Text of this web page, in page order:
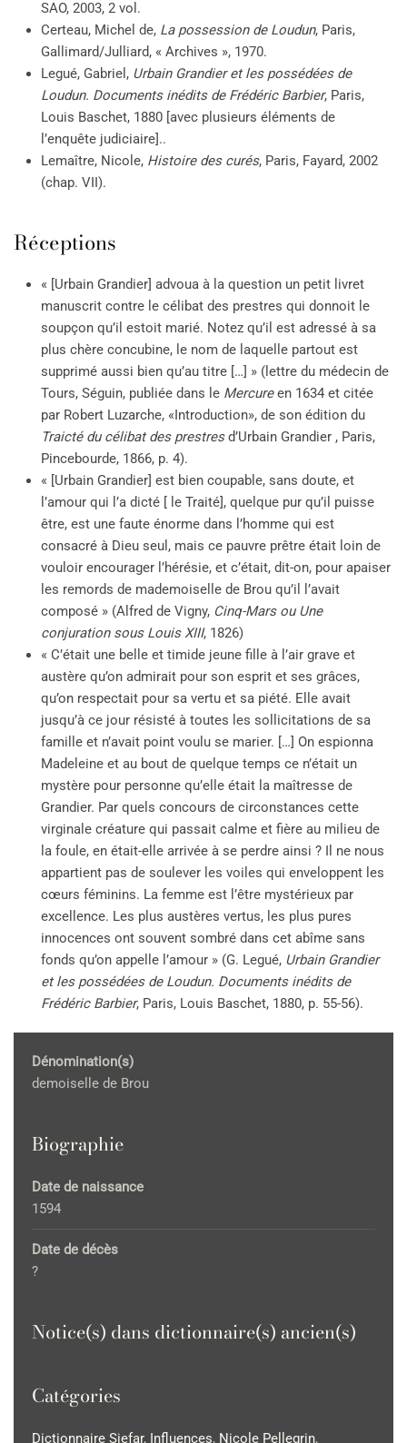
SAO, 2003, 2 vol.
Certeau, Michel de, La possession de Loudun, Paris,
Gallimard/Julliard, « Archives », 1970.
Legué, Gabriel, Urbain Grandier et les possédées de
Loudun. Documents inédits de Frédéric Barbier, Paris,
Louis Baschet, 1880 [avec plusieurs éléments de
l’enquête judiciaire]..
Lemaître, Nicole, Histoire des curés, Paris, Fayard, 2002
(chap. VII).
Réceptions
« [Urbain Grandier] advoua à la question un petit livret
manuscrit contre le célibat des prestres qui donnoit le
soupçon qu’il estoit marié. Notez qu’il est adressé à sa
plus chère concubine, le nom de laquelle partout est
supprimé aussi bien qu’au titre […] » (lettre du médecin de
Tours, Séguin, publiée dans le Mercureen 1634 et citée
par Robert Luzarche, «Introduction», de son édition du
Traicté du célibat des prestresd’Urbain Grandier , Paris,
Pincebourde, 1866, p. 4).
« [Urbain Grandier] est bien coupable, sans doute, et
l’amour qui l’a dicté [ le Traité], quelque pur qu’il puisse
être, est une faute énorme dans l’homme qui est
consacré à Dieu seul, mais ce pauvre prêtre était loin de
vouloir encourager l’hérésie, et c’était, dit-on, pour apaiser
les remords de mademoiselle de Brou qu’il l’avait
composé » (Alfred de Vigny, Cinq-Mars ou Une
conjuration sous Louis XIII, 1826)
« C’était une belle et timide jeune fille à l’air grave et
austère qu’on admirait pour son esprit et ses grâces,
qu’on respectait pour sa vertu et sa piété. Elle avait
jusqu’à ce jour résisté à toutes les sollicitations de sa
famille et n’avait point voulu se marier. […] On espionna
Madeleine et au bout de quelque temps ce n’était un
mystère pour personne qu’elle était la maîtresse de
Grandier. Par quels concours de circonstances cette
virginale créature qui passait calme et fière au milieu de
la foule, en était-elle arrivée à se perdre ainsi ? Il ne nous
appartient pas de soulever les voiles qui enveloppent les
cœurs féminins. La femme est l’être mystérieux par
excellence. Les plus austères vertus, les plus pures
innocences ont souvent sombré dans cet abîme sans
fonds qu’on appelle l’amour » (G. Legué, Urbain Grandier
et les possédées de Loudun. Documents inédits de
Frédéric Barbier, Paris, Louis Baschet, 1880, p. 55-56).
Dénomination(s)
demoiselle de Brou
Biographie
Date de naissance
1594
Date de décès
?
Notice(s) dans dictionnaire(s) ancien(s)
Catégories
Dictionnaire Siefar, Influences, Nicole Pellegrin,